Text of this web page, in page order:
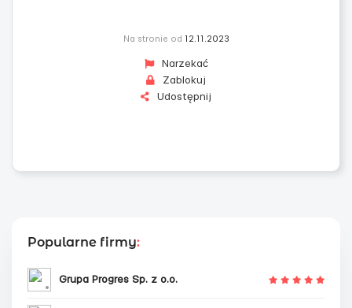
Na stronie od 12.11.2023
Narzekać
Zablokuj
Udostępnij
Popularne firmy:
Grupa Progres Sp. z o.o.